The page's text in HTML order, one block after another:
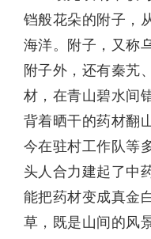
铛般花朵的附子，
海洋。附子，又称
附子外，还有秦艽
材，在青山碧水间
背着晒干的药材翻
今在驻村工作队等
头人合力建起了中
能把药材变成真金
草，既是山间的风